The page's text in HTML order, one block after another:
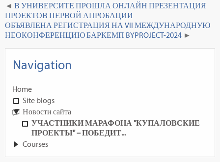
В УНИВЕРСИТЕ ПРОШЛА ОНЛАЙН ПРЕЗЕНТАЦИЯ
ПРОЕКТОВ ПЕРВОЙ АПРОБАЦИИ
ОБЪЯВЛЕНА РЕГИСТРАЦИЯ НА VII МЕЖДУНАРОДНУЮ
НЕОКОНФЕРЕНЦИЮ БАРКЕМП BYPROJECT-2024
Navigation
Home
Site blogs
Новости сайта
УЧАСТНИКИ МАРАФОНА "КУПАЛОВСКИЕ
ПРОЕКТЫ" – ПОБЕДИТ...
Courses